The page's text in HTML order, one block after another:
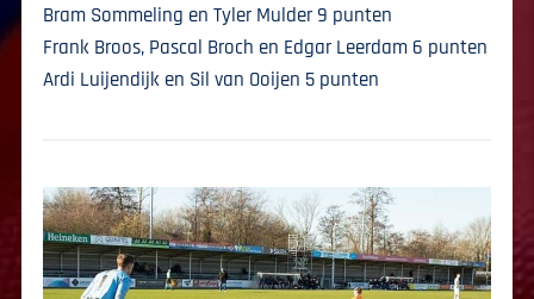
Bram Sommeling en Tyler Mulder 9 punten
Frank Broos, Pascal Broch en Edgar Leerdam 6 punten
Ardi Luijendijk en Sil van Ooijen 5 punten